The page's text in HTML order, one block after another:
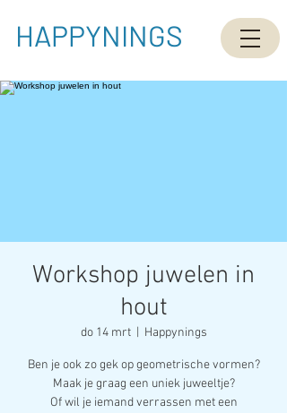
HAPPYNINGS
Workshop juwelen in
hout
do 14 mrt
  |
Happynings
Ben je ook zo gek op geometrische vormen?
Maak je graag een uniek juweeltje?
Of wil je iemand verrassen met een